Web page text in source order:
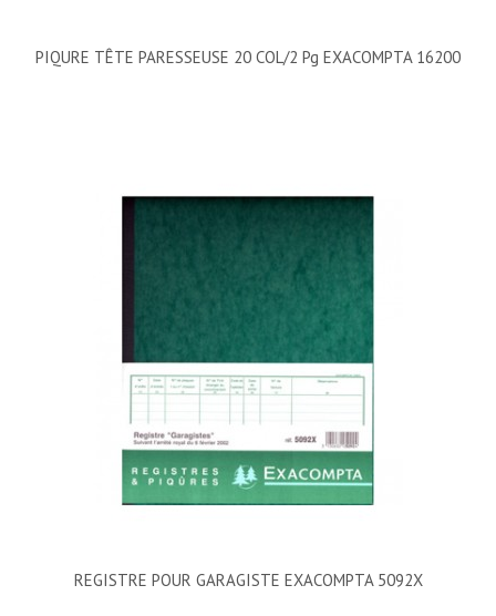
PIQURE TÊTE PARESSEUSE 20 COL/2 Pg EXACOMPTA 16200
REGISTRE POUR GARAGISTE EXACOMPTA 5092X